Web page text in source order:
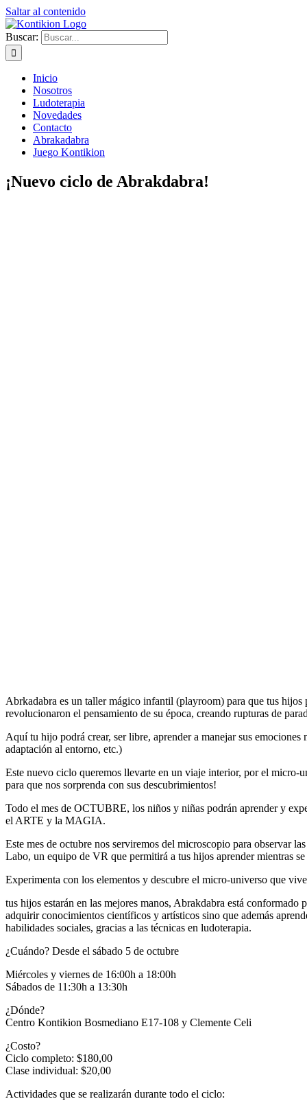
Saltar al contenido
Buscar:
Inicio
Nosotros
Ludoterapia
Novedades
Contacto
Abrakadabra
Juego Kontikion
¡Nuevo ciclo de Abrakdabra!
Abrkadabra es un taller mágico infantil (playroom) para que tus
revolucionaron el pensamiento de su época, creando rupturas de
Aquí tu hijo podrá crear, ser libre, aprender a manejar sus
adaptación al entorno, etc.)
Este nuevo ciclo queremos llevarte en un viaje interior, por el
para que nos sorprenda con sus descubrimientos!
Todo el mes de OCTUBRE, los niños y niñas podrán aprender y
el ARTE y la MAGIA.
Este mes de octubre nos serviremos del microscopio para observar
Labo, un equipo de VR que permitirá a tus hijos aprender mientras
Experimenta con los elementos y descubre el micro-universo que
tus hijos estarán en las mejores manos, Abrakdabra está
adquirir conocimientos científicos y artísticos sino que además
habilidades sociales, gracias a las técnicas en ludoterapia.
¿Cuándo? Desde el sábado 5 de octubre
Miércoles y viernes de 16:00h a 18:00h
Sábados de 11:30h a 13:30h
¿Dónde?
Centro Kontikion Bosmediano E17-108 y Clemente Celi
¿Costo?
Ciclo completo: $180,00
Clase individual: $20,00
Actividades que se realizarán durante todo el ciclo: